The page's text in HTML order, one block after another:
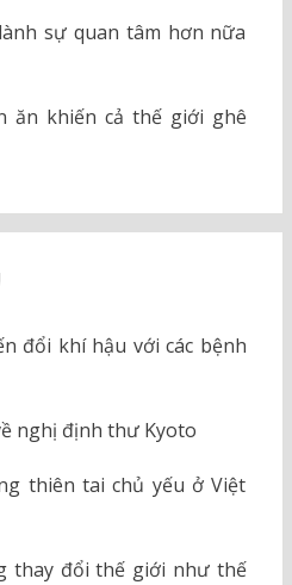
sự quan tâm hơn nữa
ăn khiến cả thế giới ghê
đổi khí hậu với các bệnh
nghị định thư Kyoto
thiên tai chủ yếu ở Việt
thay đổi thế giới như thế